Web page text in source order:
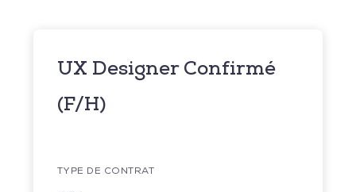
UX Designer Confirmé
(F/H)
TYPE DE CONTRAT